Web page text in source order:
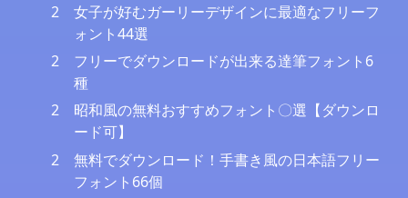
2
女子が好むガーリーデザインに最適なフリーフ
ォント44選
2
フリーでダウンロードが出来る達筆フォント6
種
2
昭和風の無料おすすめフォント〇選【ダウンロ
ード可】
2
無料でダウンロード！手書き風の日本語フリー
フォント66個